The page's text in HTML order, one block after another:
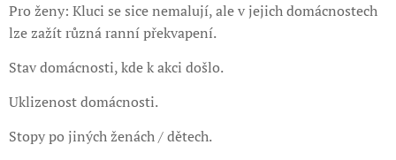
Pro ženy: Kluci se sice nemalují, ale v jejich domácnostech
lze zažít různá ranní překvapení.
Stav domácnosti, kde k akci došlo.
Uklizenost domácnosti.
Stopy po jiných ženách / dětech.